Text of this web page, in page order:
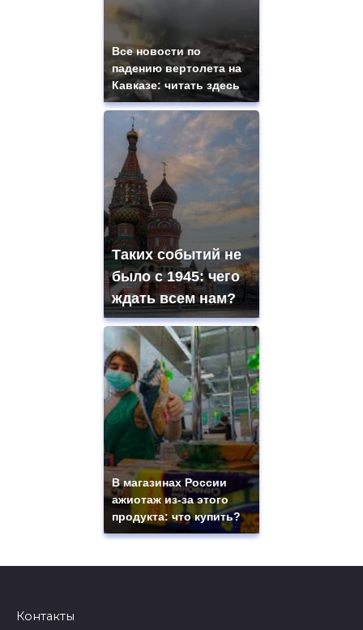
Все новости по
падению вертолета на
Кавказе: читать здесь
Таких событий не
было с 1945: чего
ждать всем нам?
В магазинах России
ажиотаж из-за этого
продукта: что купить?
Контакты